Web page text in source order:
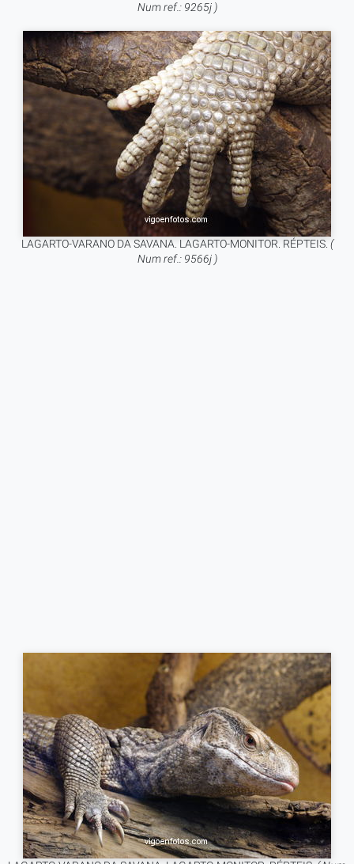
Num ref.: 9265j )
LAGARTO-VARANO DA SAVANA. LAGARTO-MONITOR. RÉPTEIS. (
Num ref.: 9566j )